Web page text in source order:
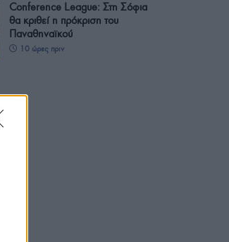
Conference League: Στη Σόφια
θα κριθεί η πρόκριση του
Παναθηναϊκού
10 ώρες πριν